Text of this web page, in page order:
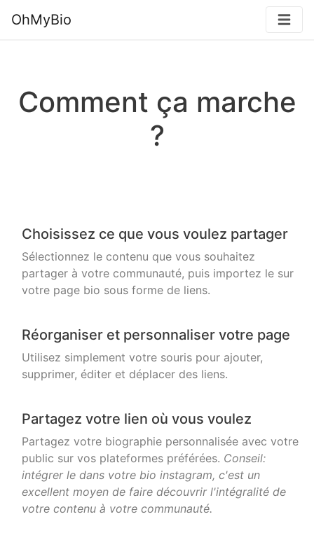
OhMyBio
Comment ça marche
?
Choisissez ce que vous voulez partager
Sélectionnez le contenu que vous souhaitez
partager à votre communauté, puis importez le sur
votre page bio sous forme de liens.
Réorganiser et personnaliser votre page
Utilisez simplement votre souris pour ajouter,
supprimer, éditer et déplacer des liens.
Partagez votre lien où vous voulez
Partagez votre biographie personnalisée avec votre
public sur vos plateformes préférées. Conseil:
intégrer le dans votre bio instagram, c'est un
excellent moyen de faire découvrir l'intégralité de
votre contenu à votre communauté.